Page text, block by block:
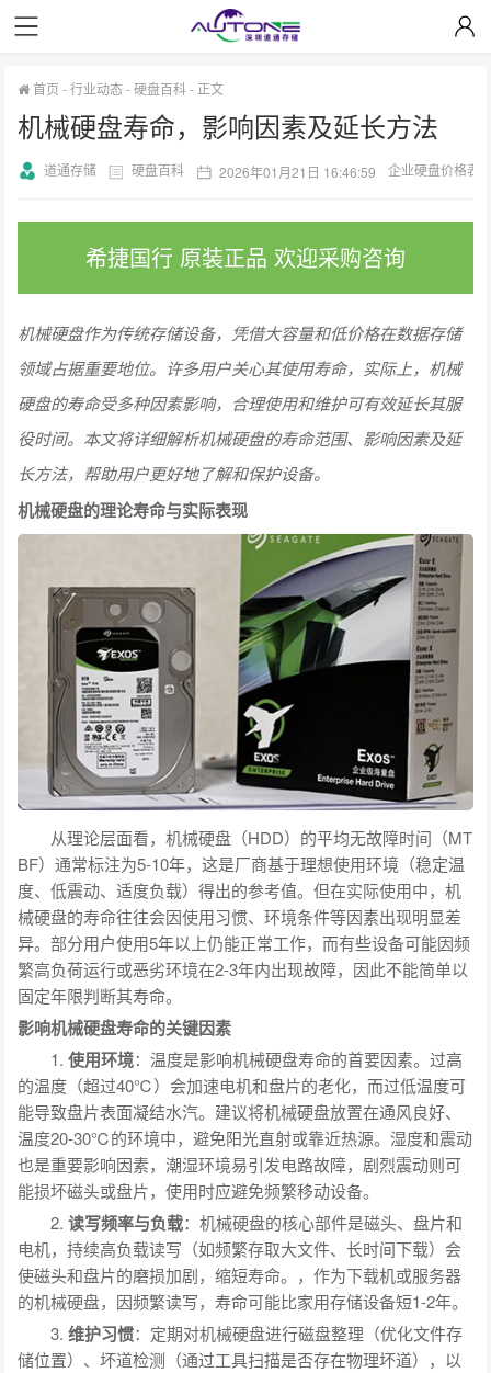
首页 -行业动态-硬盘百科- 正文
机械硬盘寿命，影响因素及延长方法
道通存储 硬盘百科 2026年01月21日 16:46:59 企业硬盘价格表
希捷国行 原装正品 欢迎采购咨询
机械硬盘作为传统存储设备，凭借大容量和低价格在数据存储
领域占据重要地位。许多用户关心其使用寿命，实际上，机械
硬盘的寿命受多种因素影响，合理使用和维护可有效延长其服
役时间。本文将详细解析机械硬盘的寿命范围、影响因素及延
长方法，帮助用户更好地了解和保护设备。
机械硬盘的理论寿命与实际表现
从理论层面看，机械硬盘（HDD）的平均无故障时间（MT
BF）通常标注为5-10年，这是厂商基于理想使用环境（稳定温
度、低震动、适度负载）得出的参考值。但在实际使用中，机
械硬盘的寿命往往会因使用习惯、环境条件等因素出现明显差
异。部分用户使用5年以上仍能正常工作，而有些设备可能因频
繁高负荷运行或恶劣环境在2-3年内出现故障，因此不能简单以
固定年限判断其寿命。
影响机械硬盘寿命的关键因素
1.使用环境：温度是影响机械硬盘寿命的首要因素。过高
的温度（超过40℃）会加速电机和盘片的老化，而过低温度可
能导致盘片表面凝结水汽。建议将机械硬盘放置在通风良好、
温度20-30℃的环境中，避免阳光直射或靠近热源。湿度和震动
也是重要影响因素，潮湿环境易引发电路故障，剧烈震动则可
能损坏磁头或盘片，使用时应避免频繁移动设备。
2.读写频率与负载：机械硬盘的核心部件是磁头、盘片和
电机，持续高负载读写（如频繁存取大文件、长时间下载）会
使磁头和盘片的磨损加剧，缩短寿命。，作为下载机或服务器
的机械硬盘，因频繁读写，寿命可能比家用存储设备短1-2年。
3.维护习惯：定期对机械硬盘进行磁盘整理（优化文件存
储位置）、坏道检测（通过工具扫描是否存在物理坏道），以